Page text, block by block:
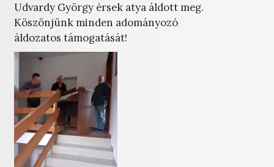
Udvardy György érsek atya áldott meg.
Köszönjünk minden adományozó
áldozatos támogatását!